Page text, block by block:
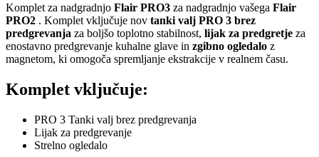
Komplet za nadgradnjo Flair PRO3 za nadgradnjo vašega Flair
PRO2 . Komplet vključuje nov tanki valj PRO 3 brez
predgrevanja za boljšo toplotno stabilnost, lijak za predgretje za
enostavno predgrevanje kuhalne glave in zgibno ogledalo z
magnetom, ki omogoča spremljanje ekstrakcije v realnem času.
Komplet vključuje:
PRO 3 Tanki valj brez predgrevanja
Lijak za predgrevanje
Strelno ogledalo